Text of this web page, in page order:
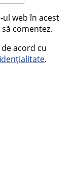
ul web în acest
comentez.
acord cu
.